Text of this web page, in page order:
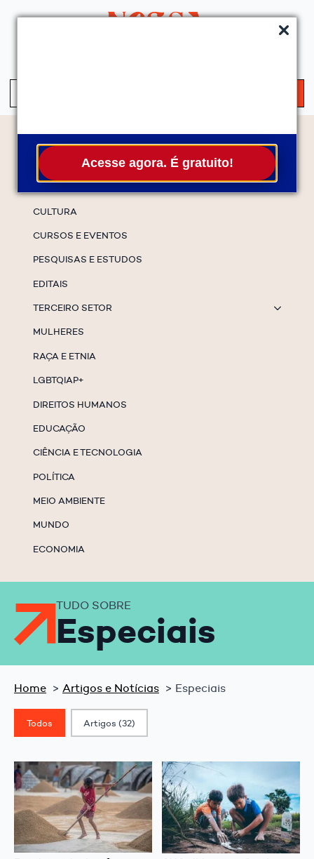
Acesse agora. É gratuito!
Temas
CULTURA
CURSOS E EVENTOS
PESQUISAS E ESTUDOS
EDITAIS
TERCEIRO SETOR
MULHERES
RAÇA E ETNIA
LGBTQIAP+
DIREITOS HUMANOS
EDUCAÇÃO
CIÊNCIA E TECNOLOGIA
POLÍTICA
MEIO AMBIENTE
MUNDO
ECONOMIA
TUDO SOBRE
Especiais
Home Artigos e Notícias Especiais
Classif. Post
Todos Artigos (32)